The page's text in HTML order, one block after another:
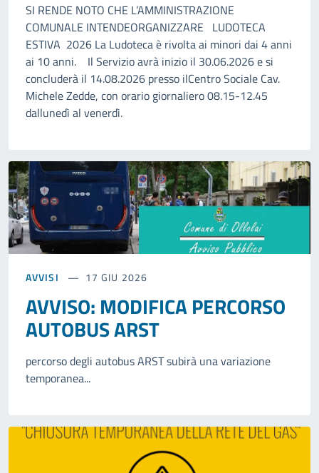
SI RENDE NOTO CHE L’AMMINISTRAZIONE
COMUNALE INTENDEORGANIZZARE LUDOTECA
ESTIVA 2026 La Ludoteca è rivolta ai minori dai 4 anni
ai 10 anni. Il Servizio avrà inizio il 30.06.2026 e si
concluderà il 14.08.2026 presso ilCentro Sociale Cav.
Michele Zedde, con orario giornaliero 08.15-12.45
dallunedì al venerdì.
AVVISI 17 GIU 2026
AVVISO: MODIFICA PERCORSO
AUTOBUS ARST
percorso degli autobus ARST subirà una variazione
temporanea...